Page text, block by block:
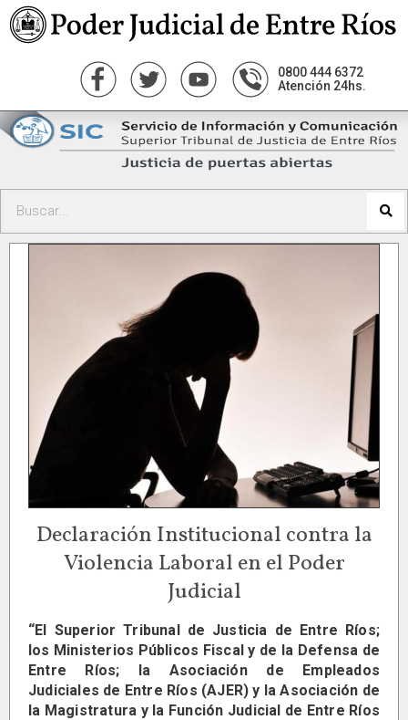
0800 444 6372
Atención 24hs.
Declaración Institucional contra la
Violencia Laboral en el Poder
Judicial
“El Superior Tribunal de Justicia de Entre Ríos;
los Ministerios Públicos Fiscal y de la Defensa de
Entre Ríos; la Asociación de Empleados
Judiciales de Entre Ríos (AJER) y la Asociación de
la Magistratura y la Función Judicial de Entre Ríos